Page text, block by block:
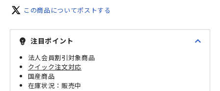
この商品についてポストする
emoji_objects 注目ポイント expand_less
法人会員割引対象商品
クイック注文対応
国産商品
販売中